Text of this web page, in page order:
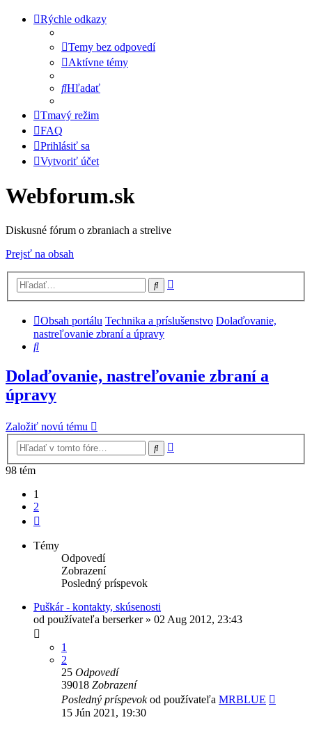
Rýchle odkazy
Temy bez odpovedí
Aktívne témy
Hľadať
Tmavý režim
FAQ
Prihlásiť sa
Vytvoriť účet
Webforum.sk
Diskusné fórum o zbraniach a strelive
Prejsť na obsah
Hľadať
Obsah portálu Technika a príslušenstvo Dolaďovanie,
nastreľovanie zbraní a úpravy
Hľadať
Dolaďovanie, nastreľovanie zbraní a
úpravy
Založiť novú tému
Hľadať
98 tém
1
2
Témy
Odpovedí
Zobrazení
Posledný príspevok
Puškár - kontakty, skúsenosti
od používateľa berserker» 02 Aug 2012, 23:43
1
2
25 Odpovedí
39018 Zobrazení
Posledný príspevokod používateľa MRBLUE
15 Jún 2021, 19:30